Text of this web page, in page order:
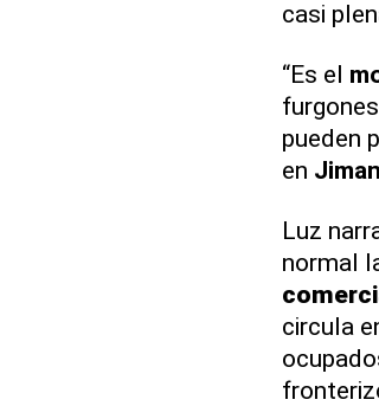
casi
“Es el
pueden
en
Luz
normal
circula